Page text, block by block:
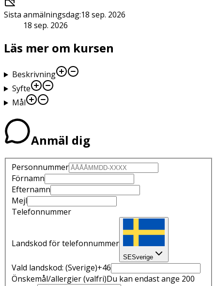
Sista anmälningsdag:18 sep. 2026
18 sep. 2026
Läs mer om kursen
Beskrivning
Syfte
Mål
Anmäl dig
Personnummer
Förnamn
Efternamn
Mejl
Telefonnummer
Landskod för telefonnummer
SESverige
Vald landskod: (Sverige)+46
Önskemål/allergier(valfri)Du kan endast ange 200